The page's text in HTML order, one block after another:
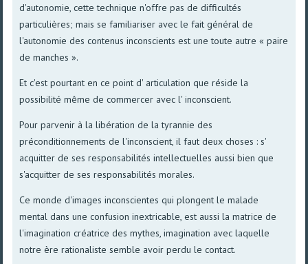
d'autonomie, cette technique n'offre pas de difficultés
particulières; mais se familiariser avec le fait général de
l'autonomie des contenus inconscients est une toute autre « paire
de manches ».
Et c'est pourtant en ce point d' articulation que réside la
possibilité même de commercer avec l' inconscient.
Pour parvenir à la libération de la tyrannie des
préconditionnements de l'inconscient, il faut deux choses : s'
acquitter de ses responsabilités intellectuelles aussi bien que
s'acquitter de ses responsabilités morales.
Ce monde d'images inconscientes qui plongent le malade
mental dans une confusion inextricable, est aussi la matrice de
l'imagination créatrice des mythes, imagination avec laquelle
notre ère rationaliste semble avoir perdu le contact.